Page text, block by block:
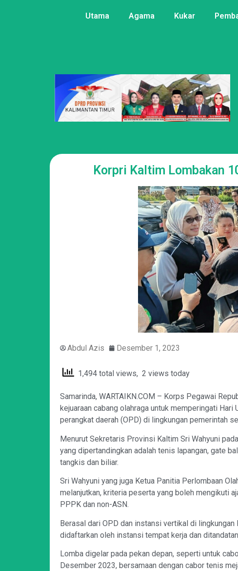
Utama Agama Kukar
Korpri Kaltim Lombakan
Abdul Azis Desember 1, 2023
1,494 total views, 2 views today
Samarinda, WARTAIKN.COM – Korps Pegawai
kejuaraan cabang olahraga untuk memperingati
perangkat daerah (OPD) di lingkungan pemerintah
Menurut Sekretaris Provinsi Kaltim Sri Wahyuni
yang dipertandingkan adalah tenis lapangan, gate
tangkis dan biliar.
Sri Wahyuni yang juga Ketua Panitia Perlombaan
melanjutkan, kriteria peserta yang boleh mengikuti
PPPK dan non-ASN.
Berasal dari OPD dan instansi vertikal di
didaftarkan oleh instansi tempat kerja dan
Lomba digelar pada pekan depan, seperti untuk
Desember 2023, bersamaan dengan cabor tenis